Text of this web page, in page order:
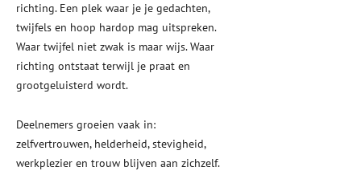
richting. Een plek waar je je gedachten,
twijfels en hoop hardop mag uitspreken.
Waar twijfel niet zwak is maar wijs. Waar
richting ontstaat terwijl je praat en
grootgeluisterd wordt.
Deelnemers groeien vaak in:
zelfvertrouwen, helderheid, stevigheid,
werkplezier en trouw blijven aan zichzelf.